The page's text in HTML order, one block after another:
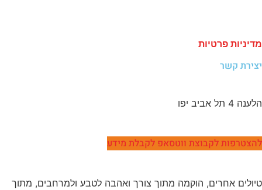
מדיניות פרטיות
יצירת קשר
הלענה 4 תל אביב יפו
להצטרפות לקבוצת ווטסאפ לקבלת מידע
טיולים אחרים, הוקמה מתוך צורך ואהבה לטבע ולמרחבים, מתוך